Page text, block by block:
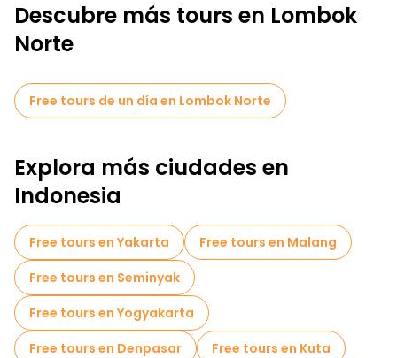
Descubre más tours en Lombok
Norte
Free tours de un día en Lombok Norte
Explora más ciudades en
Indonesia
Free tours en Yakarta
Free tours en Malang
Free tours en Seminyak
Free tours en Yogyakarta
Free tours en Denpasar
Free tours en Kuta